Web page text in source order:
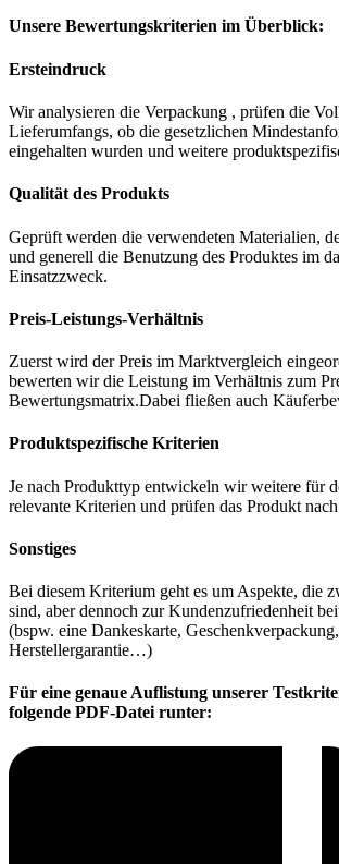
Unsere Bewertungskriterien im Überblick:
Ersteindruck
Wir analysieren die Verpackung , prüfen die
Lieferumfangs, ob die gesetzlichen
eingehalten wurden und weitere
Qualität des Produkts
Geprüft werden die verwendeten Materialien,
und generell die Benutzung des Produktes im
Einsatzzweck.
Preis-Leistungs-Verhältnis
Zuerst wird der Preis im Marktvergleich
bewerten wir die Leistung im Verhältnis zum
Bewertungsmatrix.Dabei fließen auch
Produktspezifische Kriterien
Je nach Produkttyp entwickeln wir weitere für
relevante Kriterien und prüfen das Produkt
Sonstiges
Bei diesem Kriterium geht es um Aspekte, die
sind, aber dennoch zur Kundenzufriedenheit
(bspw. eine Dankeskarte, Geschenkverpackung,
Herstellergarantie…)
Für eine genaue Auflistung unserer
folgende PDF-Datei runter: